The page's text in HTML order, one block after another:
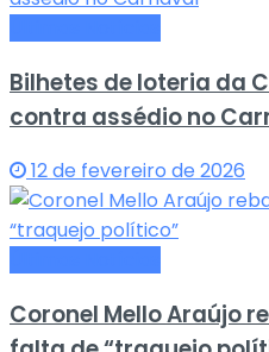
Bilhetes de loteria da
contra assédio no
12 de fevereiro de 2026
Coronel Mello Araújo